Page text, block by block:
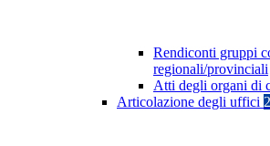
Rendiconti gruppi
regionali/provinciali
Atti degli organi di
Articolazione degli uffici 2